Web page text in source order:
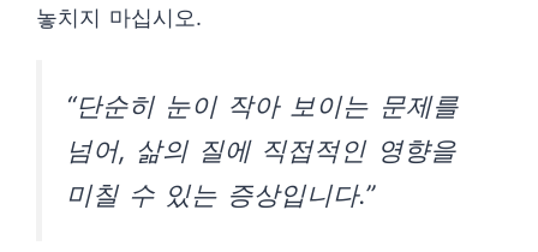
놓치지 마십시오.
“단순히 눈이 작아 보이는 문제를
넘어, 삶의 질에 직접적인 영향을
미칠 수 있는 증상입니다.”